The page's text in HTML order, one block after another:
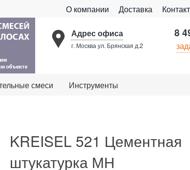
О компании Доставка
8
Адрес офиса
г. Москва ул. Брянская д.2
смеси Инструменты
KREISEL 521 Цементная
штукатурка МН
вводить площадь в м